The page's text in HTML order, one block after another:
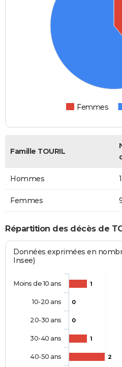
Femmes
Famille TOURIL
Hommes
Femmes
Répartition des décès de
Données exprimées en
Insee)
1
0
0
1
2
Moins de 10 ans
10-20 ans
20-30 ans
30-40 ans
40-50 ans